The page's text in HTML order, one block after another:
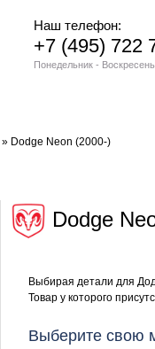
» Dodge Neon (2000-)
Dodge
Выбирая детали для
Товар у которого
Выберите свою
Наш телефон:
+7 (495) 722
Понедельник -